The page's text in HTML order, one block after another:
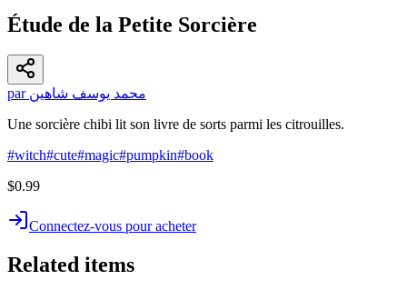
Étude de la Petite Sorcière
par محمد يوسف شاهين
Une sorcière chibi lit son livre de sorts parmi les citrouilles.
#witch#cute#magic#pumpkin#book
$0.99
Connectez-vous pour acheter
Related items